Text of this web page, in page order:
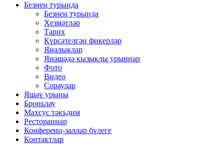
Безнең турында
Безнең турында
Хезмәтләр
Тарих
Күрсәтелгән фикерләр
Яңалыклар
Янәшәдә кызыклы урыннар
Фото
Видео
Сораулар
Яшәү урыны
Броньлау
Махсус тәкъдим
Рестораннар
Конференц-заллар бүлеге
Контактлар